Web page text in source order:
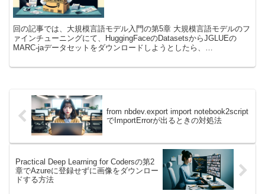
あなたへ
回の記事では、大規模言語モデル入門の第5章 大規模言語モデルのフ
ァインチューニングにて、HuggingFaceのDatasetsからJGLUEの
MARC-jaデータセットをダウンロードしようとしたら、
public. と出てしまった時の対処法を紹介します！
from nbdev.export import notebook2script
でImportErrorが出るときの対処法
Practical Deep Learning for Codersの第2
章でAzureに登録せずに画像をダウンロー
ドする方法